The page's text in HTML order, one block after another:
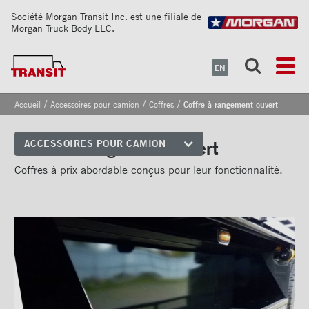
Société Morgan Transit Inc. est une filiale de
Morgan Truck Body LLC.
EN
Accueil / Accessoires pour camion / Coffres/ Coffre à rangement ouvert
ACCESSOIRES POUR CAMION
Coins avant
Coffre à rangement ouvert
Coffres à prix abordable conçus pour leur fonctionnalité.